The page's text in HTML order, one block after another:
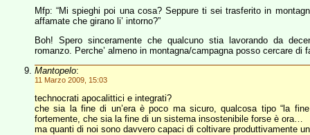
Mfp: “Mi spieghi poi una cosa? Seppure ti sei trasferito in
affamate che girano li’ intorno?”
Boh! Spero sinceramente che qualcuno stia lavorando da
romanzo. Perche’ almeno in montagna/campagna posso cercare
Mantopelo:
11 Marzo 2009, 15:03
technocrati apocalittici e integrati?
che sia la fine di un’era è poco ma sicuro, qualcosa tipo “la
fortemente, che sia la fine di un sistema insostenibile forse è ora…
ma quanti di noi sono davvero capaci di coltivare produttivamente